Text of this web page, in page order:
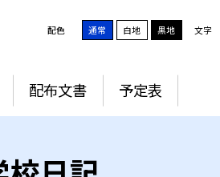
配色 通常 白地 黒地 文字
配布文書 予定表